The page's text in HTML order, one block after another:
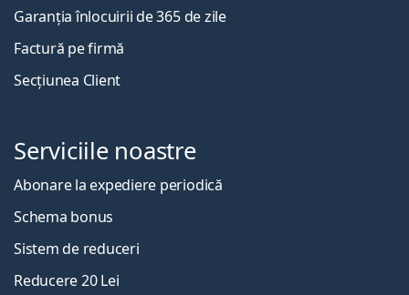
Garanția înlocuirii de 365 de zile
Factură pe firmă
Secțiunea Client
Serviciile noastre
Abonare la expediere periodică
Schema bonus
Sistem de reduceri
Reducere 20 Lei